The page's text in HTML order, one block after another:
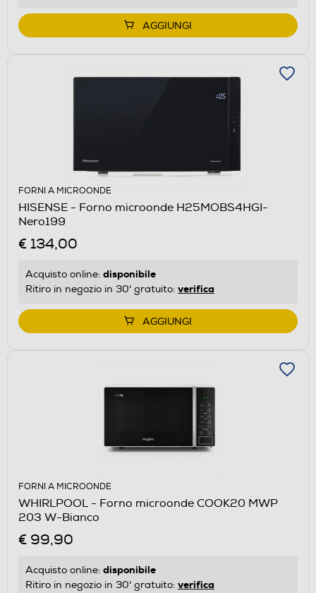
AGGIUNGI
FORNI A MICROONDE
HISENSE - Forno microonde H25MOBS4HGI-
Nero199
€ 134,00
Acquisto online: disponibile
Ritiro in negozio in 30' gratuito: verifica
AGGIUNGI
FORNI A MICROONDE
WHIRLPOOL - Forno microonde COOK20 MWP
203 W-Bianco
€ 99,90
Acquisto online: disponibile
Ritiro in negozio in 30' gratuito: verifica